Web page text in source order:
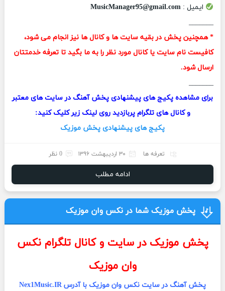
ایمیل : MusicManager95@gmail.com
_______
* همچنین پخش در بقیه سایت ها و کانال ها نیز انجام می شود،
کافیست نام سایت یا کانال مورد نظر را به ما بگید تا تعرفه خدمتتان
ارسال شود.
_______
برای مشاهده پکیج های پیشنهادی پخش آهنگ در سایت های معتبر
و کانال های تلگرام پربازدید روی لینک زیر کلیک کنید:
پکیج های پیشنهادی پخش موزیک
تعرفه ها ۳۰ اردیبهشت ۱۳۹۶ 0 نظر
ادامه مطلب
پخش موزیک شما در نکس وان موزیک
پخش موزیک در سایت و کانال تلگرام نکس
وان موزیک
پخش آهنگ در سایت نکس وان موزیک با آدرس Nex1Music.IR